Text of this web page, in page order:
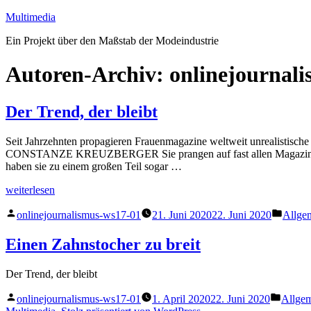
Zum
springen
Multimedia
Ein Projekt über den Maßstab der Modeindustrie
Autoren-Archiv:
Der Trend, der bleibt
Seit Jahrzehnten propagieren Frauenmagazine weltweit
CONSTANZE KREUZBERGER Sie prangen auf fast allen
haben sie zu einem großen Teil sogar …
„Der
der
weiterlesen
Veröffentlicht
onlinejournalismus-ws17-01 21. Juni 202022. Juni 2020
Einen Zahnstocher zu breit
Der Trend, der bleibt
Veröffentlicht
onlinejournalismus-ws17-01 1. April 202022. Juni 2020